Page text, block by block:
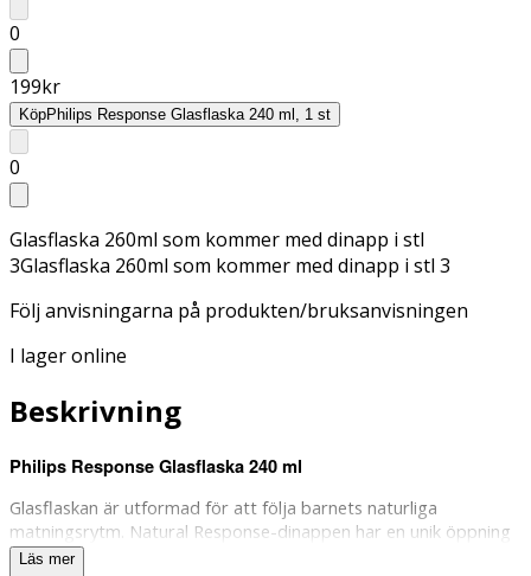
0
199kr
KöpPhilips Response Glasflaska 240 ml, 1 st
0
Glasflaska 260ml som kommer med dinapp i stl
3Glasflaska 260ml som kommer med dinapp i stl 3
Följ anvisningarna på produkten/bruksanvisningen
I lager online
Beskrivning
Philips Response Glasflaska 240 ml
Glasflaskan är utformad för att följa barnets naturliga
matningsrytm. Natural Response-dinappen har en unik öppning
som endast släpper ut mjölk när barnet aktivt dricker. När
Läs mer